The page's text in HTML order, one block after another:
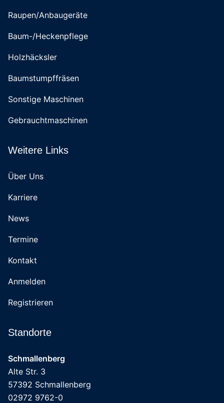
Raupen/Anbaugeräte
Baum-/Heckenpflege
Holzhäcksler
Baumstumpffräsen
Sonstige Maschinen
Gebrauchtmaschinen
Weitere Links
Über Uns
Karriere
News
Termine
Kontakt
Anmelden
Registrieren
Standorte
Schmallenberg
Alte Str. 3
57392 Schmallenberg
02972 9762-0